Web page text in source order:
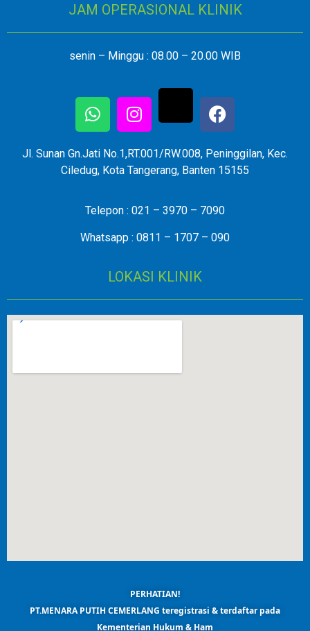
JAM OPERASIONAL KLINIK
senin – Minggu : 08.00 – 20.00 WIB
Jl. Sunan Gn.Jati No.1,RT.001/RW.008, Peninggilan, Kec.
Ciledug, Kota Tangerang, Banten 15155
Telepon : 021 – 3970 – 7090
Whatsapp : 0811 – 1707 – 090
LOKASI KLINIK
PERHATIAN!
PT.MENARA PUTIH CEMERLANG teregistrasi & terdaftar pada
Kementerian Hukum & Ham